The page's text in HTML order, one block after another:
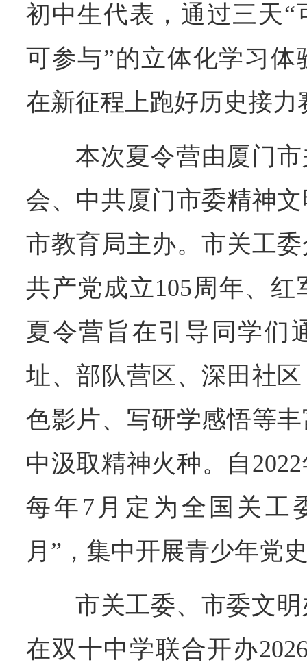
初中生代表，通过三天
可参与”的立体化学习
在新征程上跑好历史接力
本次夏令营由厦门
会、中共厦门市委精神
市教育局主办。市关工
共产党成立105周年、
夏令营旨在引导同学们
址、部队营区、深田社
色影片、写研学感悟等
中汲取精神火种。自
每年7月定为全国关工
月”，集中开展青少年党
市关工委、市委文
在双十中学联合开办